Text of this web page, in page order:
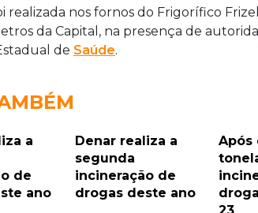
realizada nos fornos do Frigorífico
da Capital, na presença de
de Saúde.
a
de
ano
Denar realiza a
segunda
incineração de
drogas deste ano
Após